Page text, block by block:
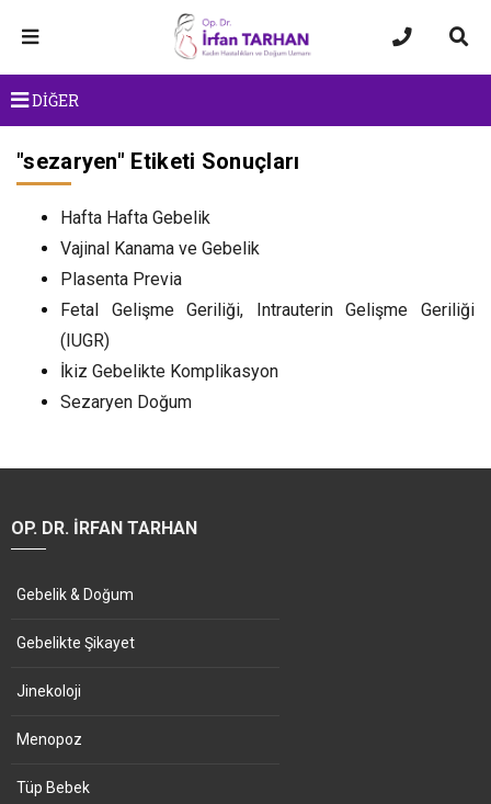
DİĞER
"sezaryen" Etiketi Sonuçları
Hafta Hafta Gebelik
Vajinal Kanama ve Gebelik
Plasenta Previa
Fetal Gelişme Geriliği, Intrauterin Gelişme Geriliği
(IUGR)
İkiz Gebelikte Komplikasyon
Sezaryen Doğum
OP. DR. İRFAN TARHAN
Gebelik & Doğum
Gebelikte Şikayet
Jinekoloji
Menopoz
Tüp Bebek